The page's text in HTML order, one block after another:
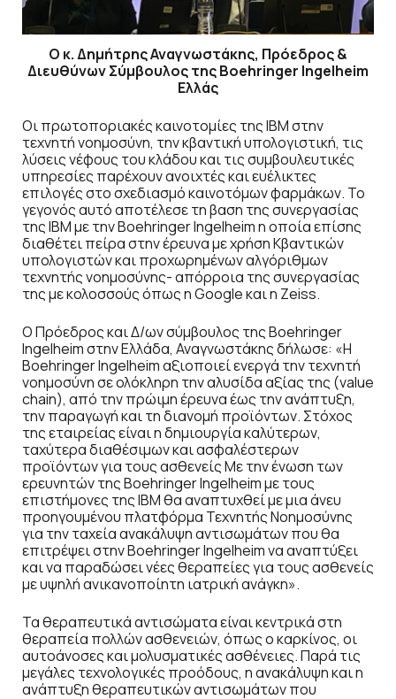
Ο κ. Δημήτρης Αναγνωστάκης, Πρόεδρος &
Διευθύνων Σύμβουλος της Boehringer Ingelheim
Ελλάς
Οι πρωτοποριακές καινοτομίες της IBM στην
τεχνητή νοημοσύνη, την κβαντική υπολογιστική, τις
λύσεις νέφους του κλάδου και τις συμβουλευτικές
υπηρεσίες παρέχουν ανοιχτές και ευέλικτες
επιλογές στο σχεδιασμό καινοτόμων φαρμάκων. Το
γεγονός αυτό αποτέλεσε τη βαση της συνεργασίας
της ΙΒΜ με την Boehringer Ingelheim η οποία επίσης
διαθέτει πείρα στην έρευνα με χρήση Κβαντικών
υπολογιστών και προχωρημένων αλγόριθμων
τεχνητής νοημοσύνης- απόρροια της συνεργασίας
της με κολοσσούς όπως η Google και η Zeiss.
O Πρόεδρος και Δ/ων σύμβουλος της Boehringer
Ingelheim στην Ελλάδα, Αναγνωστάκης δήλωσε: «H
Boehringer Ingelheim αξιοποιεί ενεργά την τεχνητή
νοημοσύνη σε ολόκληρη την αλυσίδα αξίας της (value
chain), από την πρώιμη έρευνα έως την ανάπτυξη,
την παραγωγή και τη διανομή προϊόντων. Στόχος
της εταιρείας είναι η δημιουργία καλύτερων,
ταχύτερα διαθέσιμων και ασφαλέστερων
προϊόντων για τους ασθενείς Με την ένωση των
ερευνητών της Boehringer Ingelheim με τους
επιστήμονες της ΙΒΜ θα αναπτυχθεί με μια άνευ
προηγουμένου πλατφόρμα Τεχνητής Νοημοσύνης
για την ταχεία ανακάλυψη αντισωμάτων που θα
επιτρέψει στην Boehringer Ingelheim να αναπτύξει
και να παραδώσει νέες θεραπείες για τους ασθενείς
με υψηλή ανικανοποίητη ιατρική ανάγκη».
Τα θεραπευτικά αντισώματα είναι κεντρικά στη
θεραπεία πολλών ασθενειών, όπως ο καρκίνος, οι
αυτοάνοσες και μολυσματικές ασθένειες. Παρά τις
μεγάλες τεχνολογικές προόδους, η ανακάλυψη και η
ανάπτυξη θεραπευτικών αντισωμάτων που